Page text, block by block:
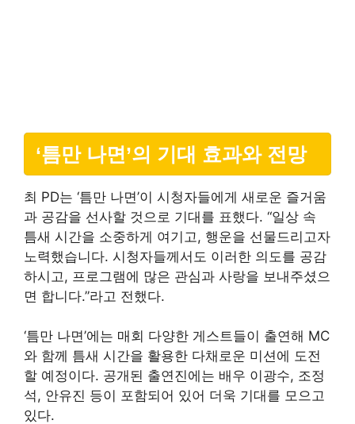
‘틈만 나면’의 기대 효과와 전망
최 PD는 ‘틈만 나면’이 시청자들에게 새로운 즐거움
과 공감을 선사할 것으로 기대를 표했다. “일상 속
틈새 시간을 소중하게 여기고, 행운을 선물드리고자
노력했습니다. 시청자들께서도 이러한 의도를 공감
하시고, 프로그램에 많은 관심과 사랑을 보내주셨으
면 합니다.”라고 전했다.
‘틈만 나면’에는 매회 다양한 게스트들이 출연해 MC
와 함께 틈새 시간을 활용한 다채로운 미션에 도전
할 예정이다. 공개된 출연진에는 배우 이광수, 조정
석, 안유진 등이 포함되어 있어 더욱 기대를 모으고
있다.